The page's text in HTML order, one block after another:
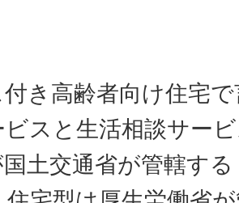
き高齢者向け住宅
ビスと生活相談サー
土交通省が管轄す